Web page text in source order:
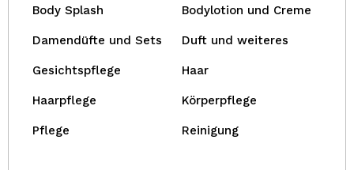
Body Splash Bodylotion und Creme
Damendüfte und Sets Duft und weiteres
Gesichtspflege Haar
Haarpflege Körperpflege
Pflege Reinigung